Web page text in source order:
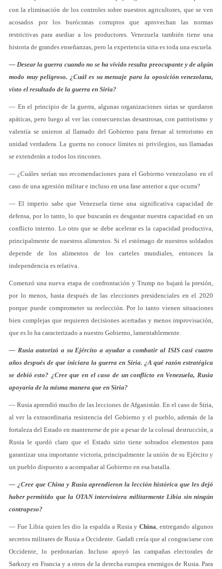
con la eliminación de los controles sobre nuestros agricultores, que se ven
acosados por los burócratas corruptos que aprovechan las normas
restrictivas para asediar a los productores. Venezuela también tiene una
historia de grandes enseñanzas, pero la experiencia siria es toda una escuela.
— Desear la guerra cuando no se ha vivido resulta preocupante y de algún
modo muy peligroso. ¿Cuál es su mensaje para la oposición venezolana,
visto el resultado de la guerra en Siria?
— En el principio de la guerra, algunas organizaciones sirias se quedaron
apáticas, pero luego al ver las consecuencias desastrosas, con patriotismo y
valentía se unieron al llamado del Gobierno para frenar al terrorismo en
unidad verdadera. La guerra no conoce límites ni privilegios, sus llamadas
se extenderán a todos los rincones.
— ¿Cuáles serían sus recomendaciones para el Gobierno venezolano en el
caso de una agresión militar e incluso en una fase anterior a que ocurra?
— El imperio sabe que Venezuela tiene una significativa capacidad de
defensa, por lo tanto, lo que buscarán es desgastar nuestra capacidad en un
conflicto interno. Lo otro que se debe acelerar es la capacidad productiva,
principalmente de nuestros alimentos. Si el estómago de nuestros soldados
depende de los alimentos de los carteles mundiales, entonces la
independencia es relativa.
Comenzó una nueva etapa de confrontación y Trump no bajará la presión,
por lo menos, hasta después de las elecciones presidenciales en el 2020
porque puede comprometer su reelección. Por lo tanto vienen situaciones
bien complejas que requieren decisiones acertadas y menos improvisación,
que es lo ha caracterizado a nuestro Gobierno, lamentablemente.
— Rusia autorizó a su Ejército a ayudar a combatir al ISIS casi cuatro
años después de que iniciara la guerra en Siria. ¿A qué razón estratégica
se debió esto? ¿Cree que en el caso de un conflicto en Venezuela, Rusia
apoyaría de la misma manera que en Siria?
— Rusia aprendió mucho de las lecciones de Afganistán. En el caso de Siria,
al ver la extraordinaria resistencia del Gobierno y el pueblo, además de la
fortaleza del Estado en mantenerse de pie a pesar de la colosal destrucción, a
Rusia le quedó claro que el Estado sirio tiene sobrados elementos para
garantizar una importante victoria, principalmente la unión de su Ejército y
un pueblo dispuesto a acompañar al Gobierno en esa batalla.
— ¿Cree que China y Rusia aprendieron la lección histórica que les dejó
haber permitido que la OTAN interviniera militarmente Libia sin ningún
contrapeso?
— Fue Libia quien les dio la espalda a Rusia yChina, entregando algunos
secretos militares de Rusia a Occidente. Gadafi creía que al congraciarse con
Occidente, lo perdonarían. Incluso apoyó las campañas electorales de
Sarkozy en Francia y a otros de la derecha europea enemigos de Rusia. Para